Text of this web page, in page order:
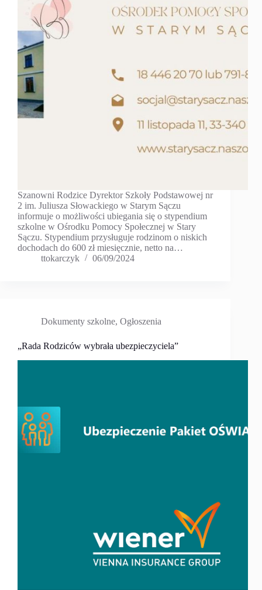
Szanowni Rodzice Dyrektor Szkoły Podstawowej nr
2 im. Juliusza Słowackiego w Starym Sączu
informuje o możliwości ubiegania się o stypendium
szkolne w Ośrodku Pomocy Społecznej w Stary
Sączu. Stypendium przysługuje rodzinom o niskich
dochodach do 600 zł miesięcznie, netto na…
ttokarczyk
06/09/2024
Dokumenty szkolne, Ogłoszenia
„Rada Rodziców wybrała ubezpieczyciela”